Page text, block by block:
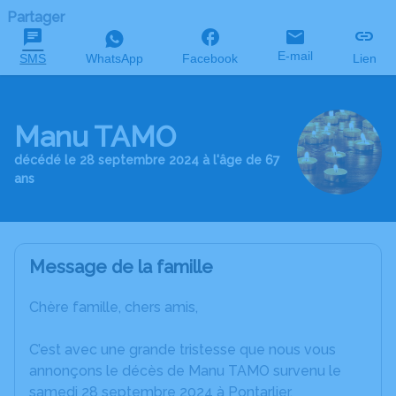
Partager
SMS WhatsApp Facebook E-mail Lien
Manu TAMO
décédé le 28 septembre 2024 à l'âge de 67
ans
Message de la famille
Chère famille, chers amis,
C’est avec une grande tristesse que nous vous
annonçons le décès de Manu TAMO survenu le
samedi 28 septembre 2024 à Pontarlier.